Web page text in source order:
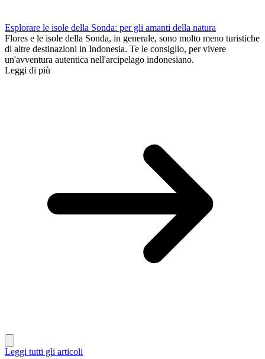
Esplorare le isole della Sonda: per gli amanti della natura
Flores e le isole della Sonda, in generale, sono molto meno turistiche
di altre destinazioni in Indonesia. Te le consiglio, per vivere
un'avventura autentica nell'arcipelago indonesiano.
Leggi di più
Leggi tutti gli articoli